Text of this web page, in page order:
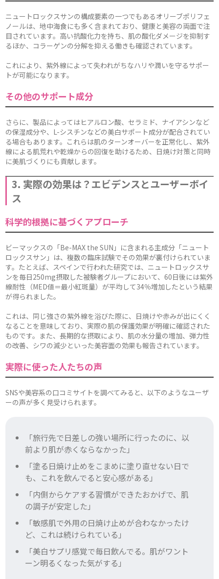
ニュートロックスサンの構成要素の一つでもあるオリーブポリフェ
ノールは、地中海食にも多く含まれており、健康と美容の両面で注
目されています。高い抗酸化力を持ち、肌の酸化ダメージを抑制す
るほか、コラーゲンの分解を抑える働きも確認されています。
これにより、紫外線によって失われがちなハリや潤いを守るサポー
トが可能になります。
その他のサポート成分
さらに、製品によってはヒアルロン酸、セラミド、ナイアシンなど
の保湿成分や、L-シスチンなどの美白サポート成分が配合されてい
る場合もあります。これらは肌のターンオーバーを正常化し、紫外
線による肌荒れや乾燥からの回復を助けるため、日焼け対策と同時
に美肌づくりにも貢献します。
3. 実際の効果は？エビデンスとユーザーボイ
ス
科学的根拠に基づくアプローチ
ビーマックスの「Be-MAX the SUN」に含まれる主成分「ニュート
ロックスサン」は、複数の臨床試験でその効果が裏付けられていま
す。たとえば、スペインで行われた研究では、ニュートロックスサ
ンを毎日250mg摂取した被験者グループにおいて、60日後には紫外
線耐性（MED値＝最小紅斑量）が平均して34％増加したという結果
が得られました。
これは、同じ強さの紫外線を浴びた際に、日焼けや赤みが出にくく
なることを意味しており、実際の肌の保護効果が明確に確認された
ものです。また、長期的な摂取により、肌の水分量の増加、弾力性
の改善、シワの減少といった美容面の効果も報告されています。
実際に使った人たちの声
SNSや美容系の口コミサイトを調べてみると、以下のようなユーザ
ーの声が多く見受けられます。
「旅行先で日差しの強い場所に行ったのに、以
前より肌が赤くならなかった」
「塗る日焼け止めをこまめに塗り直せない日で
も、これを飲んでると安心感がある」
「内側からケアする習慣ができたおかげで、肌
の調子が安定した」
「敏感肌で外用の日焼け止めが合わなかったけ
ど、これは続けられている」
「美白サプリ感覚で毎日飲んでる。肌がワント
ーン明るくなった気がする」